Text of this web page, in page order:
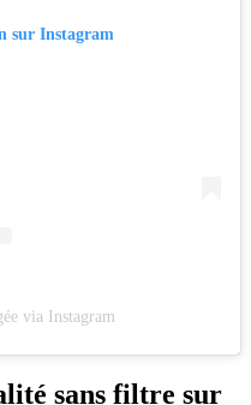
sur Instagram
via Instagram
sans filtre sur